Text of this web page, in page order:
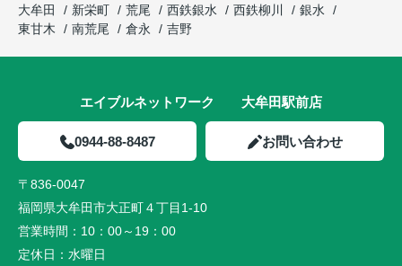
大牟田
新栄町 荒尾 西鉄銀水 西鉄柳川
銀水
東甘木
南荒尾 倉永 吉野
エイブルネットワーク 大牟田駅前店
0944-88-8487 お問い合わせ
〒836-0047
福岡県大牟田市大正町４丁目1-10
営業時間： 10：00～19：00
定休日： 水曜日